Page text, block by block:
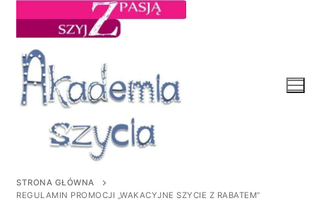
STRONA GŁÓWNA
REGULAMIN PROMOCJI „WAKACYJNE SZYCIE Z RABATEM”